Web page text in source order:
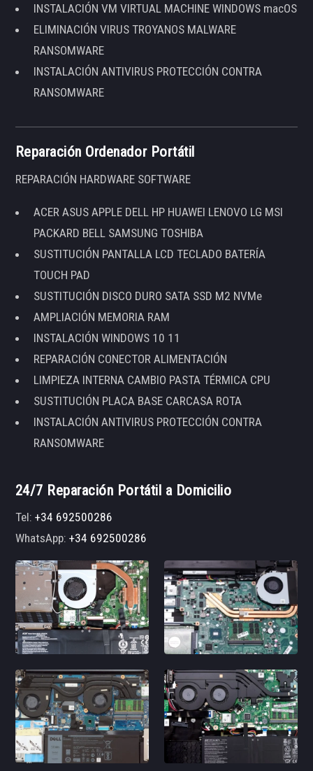
INSTALACIÓN VM VIRTUAL MACHINE WINDOWS macOS
ELIMINACIÓN VIRUS TROYANOS MALWARE
RANSOMWARE
INSTALACIÓN ANTIVIRUS PROTECCIÓN CONTRA
RANSOMWARE
Reparación Ordenador Portátil
REPARACIÓN HARDWARE SOFTWARE
ACER ASUS APPLE DELL HP HUAWEI LENOVO LG MSI
PACKARD BELL SAMSUNG TOSHIBA
SUSTITUCIÓN PANTALLA LCD TECLADO BATERÍA
TOUCH PAD
SUSTITUCIÓN DISCO DURO SATA SSD M2 NVMe
AMPLIACIÓN MEMORIA RAM
INSTALACIÓN WINDOWS 10 11
REPARACIÓN CONECTOR ALIMENTACIÓN
LIMPIEZA INTERNA CAMBIO PASTA TÉRMICA CPU
SUSTITUCIÓN PLACA BASE CARCASA ROTA
INSTALACIÓN ANTIVIRUS PROTECCIÓN CONTRA
RANSOMWARE
24/7 Reparación Portátil a Domicilio
Tel:+34 692500286
WhatsApp:+34 692500286